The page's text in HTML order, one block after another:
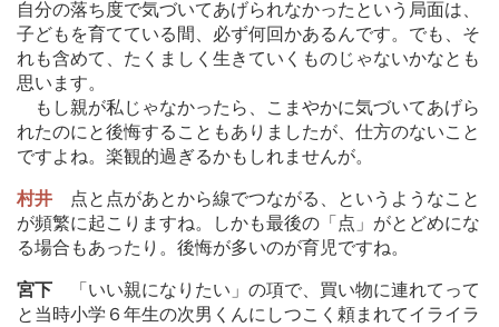
自分の落ち度で気づいてあげられなかったという局面は、
子どもを育てている間、必ず何回かあるんです。でも、そ
れも含めて、たくましく生きていくものじゃないかなとも
思います。
もし親が私じゃなかったら、こまやかに気づいてあげら
れたのにと後悔することもありましたが、仕方のないこと
ですよね。楽観的過ぎるかもしれませんが。
村井
点と点があとから線でつながる、というようなこと
が頻繁に起こりますね。しかも最後の「点」がとどめにな
る場合もあったり。後悔が多いのが育児ですね。
宮下 「いい親になりたい」の項で、買い物に連れてって
と当時小学６年生の次男くんにしつこく頼まれてイライラ